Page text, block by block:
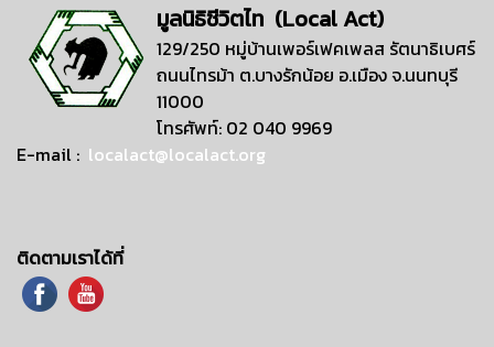
มูลนิธิชีวิตไท (Local Act)
129/250 หมู่บ้านเพอร์เฟคเพลส รัตนาธิเบศร์
ถนนไทรม้า ต.บางรักน้อย อ.เมือง จ.นนทบุรี
11000
โทรศัพท์: 02 040 9969
E-mail : localact@localact.org
ติดตามเราได้ที่